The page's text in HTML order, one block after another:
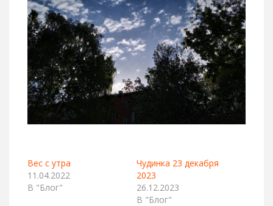
Вес с утра
11.04.2022
В "Блог"
Чудинка 23 декабря
2023
26.12.2023
В "Блог"